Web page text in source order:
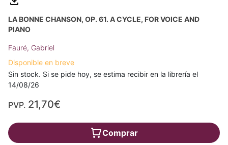
LA BONNE CHANSON, OP. 61. A CYCLE, FOR VOICE AND
PIANO
Fauré, Gabriel
Disponible en breve
Sin stock. Si se pide hoy, se estima recibir en la librería el
14/08/26
PVP. 21,70€
Comprar